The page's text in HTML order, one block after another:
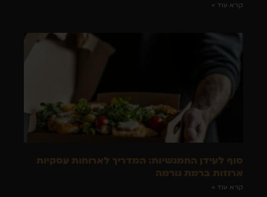
קרא עוד »
סוף לעידן החמגשיות: המדריך לארוחות עסקיות
ארוזות ברמת גורמה
קרא עוד »